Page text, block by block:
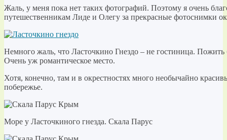
Жаль, у меня пока нет таких фотографий. Поэтому я очень
путешественникам Лиде и Олегу за прекрасные фотоснимки
Немного жаль, что Ласточкино Гнездо – не гостиница. Пожить
Очень уж романтическое место.
Хотя, конечно, там и в окрестностях много необычайно
побережье.
Море у Ласточкиного гнезда. Скала Парус